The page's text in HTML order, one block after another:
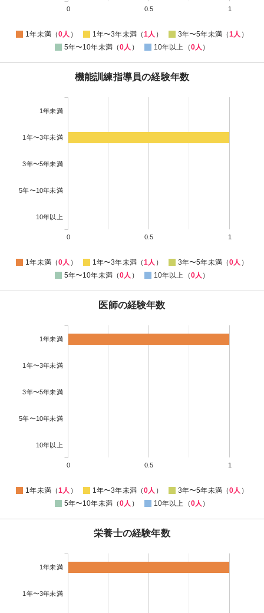
0 0.5 1
1年未満（0人 ） 1年〜3年未満（1人 ） 3年〜5年未満（1人 ）
5年〜10年未満（0人 ） 10年以上（0人 ）
機能訓練指導員の経験年数
1年未満
1年〜3年未満
3年〜5年未満
5年〜10年未満
10年以上
0 0.5 1
1年未満（0人 ） 1年〜3年未満（1人 ） 3年〜5年未満（0人 ）
5年〜10年未満（0人 ） 10年以上（0人 ）
医師の経験年数
1年未満
1年〜3年未満
3年〜5年未満
5年〜10年未満
10年以上
0 0.5 1
1年未満（1人 ） 1年〜3年未満（0人 ） 3年〜5年未満（0人 ）
5年〜10年未満（0人 ） 10年以上（0人 ）
栄養士の経験年数
1年未満
1年〜3年未満